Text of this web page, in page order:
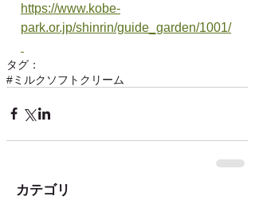
https://www.kobe-
park.or.jp/shinrin/guide_garden/1001/
タグ：
#ミルクソフトクリーム
カテゴリ